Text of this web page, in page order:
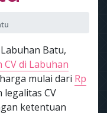
Batu,
di Labuhan
mulai dari Rp
legalitas CV
ketentuan